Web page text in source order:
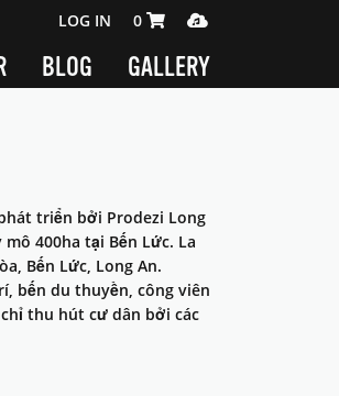
BLOG GALLERY
LOG IN SHOPPING CART 0 ITEMS
0 MEDIA PLAYER
triển bởi Prodezi Long
400ha tại Bến Lức. La
Bến Lức, Long An.
bến du thuyền, công viên
thu hút cư dân bởi các